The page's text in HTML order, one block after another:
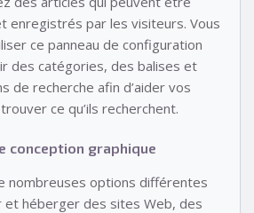
enregistrés par les visiteurs. Vous
ce panneau de configuration
des catégories, des balises et
de recherche afin d’aider vos
ce qu’ils recherchent.
conception graphique
nombreuses options différentes
et héberger des sites Web, des